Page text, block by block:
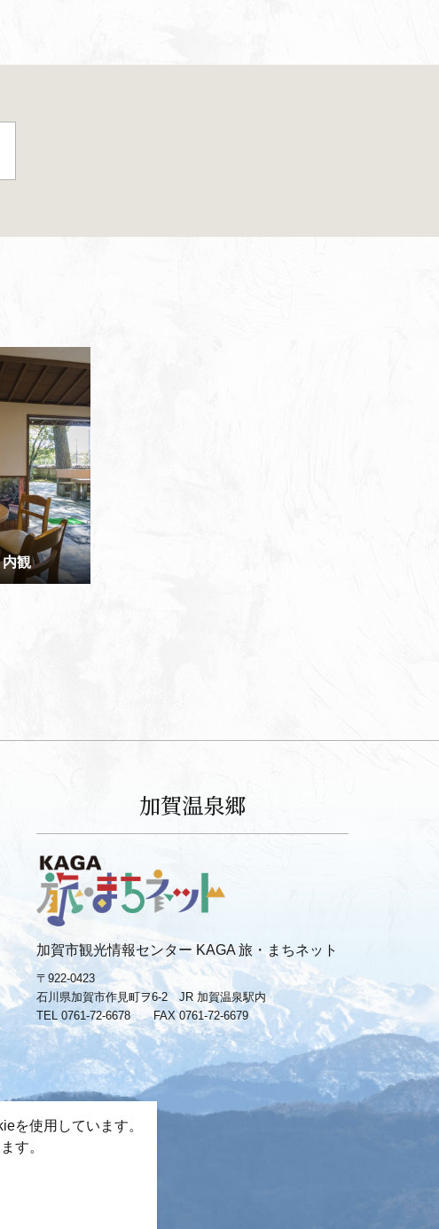
観
加賀温泉郷
加賀市観光情報センター KAGA 旅・まちネット
〒922-0423
石川県加賀市作見町ヲ6-2 JR 加賀温泉駅内
TEL 0761-72-6678
FAX 0761-72-6679
を使用しています。
す。